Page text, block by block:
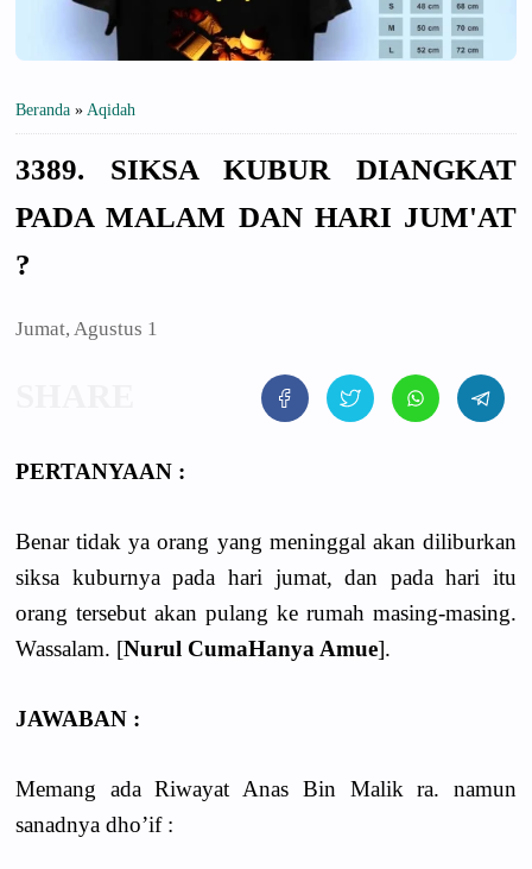
Beranda » Aqidah
3389. SIKSA KUBUR DIANGKAT
PADA MALAM DAN HARI JUM'AT
?
Jumat, Agustus 1
PERTANYAAN :
Benar tidak ya orang yang meninggal akan diliburkan
siksa kuburnya pada hari jumat, dan pada hari itu
orang tersebut akan pulang ke rumah masing-masing.
Wassalam. [Nurul CumaHanya Amue].
JAWABAN :
Memang ada Riwayat Anas Bin Malik ra. namun
sanadnya dho’if :